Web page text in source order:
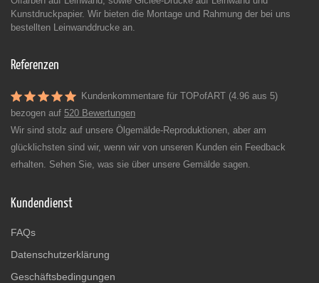
Kunstdruckpapier. Wir bieten die Montage und Rahmung der bei uns
bestellten Leinwanddrucke an.
Referenzen
Kundenkommentare für TOPofART (4.96 aus 5)
bezogen auf 520 Bewertungen
Wir sind stolz auf unsere Ölgemälde-Reproduktionen, aber am
glücklichsten sind wir, wenn wir von unseren Kunden ein Feedback
erhalten. Sehen Sie, was sie über unsere Gemälde sagen.
Kundendienst
FAQs
Datenschutzerklärung
Geschäftsbedingungen